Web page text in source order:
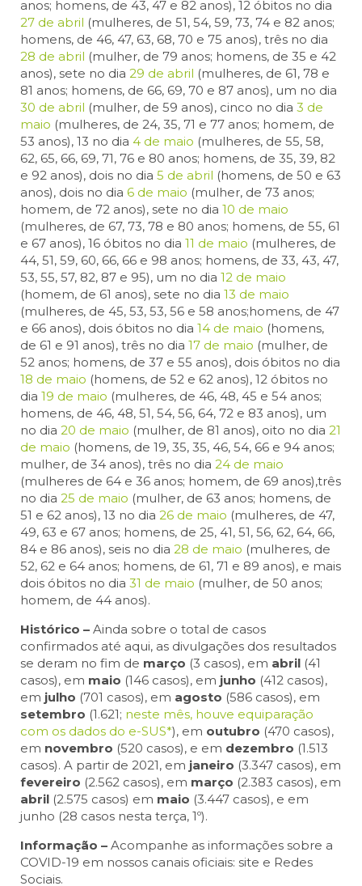
anos; homens, de 43, 47 e 82 anos), 12 óbitos no dia
27 de abril (mulheres, de 51, 54, 59, 73, 74 e 82 anos;
homens, de 46, 47, 63, 68, 70 e 75 anos), três no dia
28 de abril (mulher, de 79 anos; homens, de 35 e 42
anos), sete no dia 29 de abril (mulheres, de 61, 78 e
81 anos; homens, de 66, 69, 70 e 87 anos), um no dia
30 de abril (mulher, de 59 anos), cinco no dia 3 de
maio (mulheres, de 24, 35, 71 e 77 anos; homem, de
53 anos), 13 no dia 4 de maio (mulheres, de 55, 58,
62, 65, 66, 69, 71, 76 e 80 anos; homens, de 35, 39, 82
e 92 anos), dois no dia 5 de abril (homens, de 50 e 63
anos), dois no dia 6 de maio (mulher, de 73 anos;
homem, de 72 anos), sete no dia 10 de maio
(mulheres, de 67, 73, 78 e 80 anos; homens, de 55, 61
e 67 anos), 16 óbitos no dia 11 de maio (mulheres, de
44, 51, 59, 60, 66, 66 e 98 anos; homens, de 33, 43, 47,
53, 55, 57, 82, 87 e 95), um no dia 12 de maio
(homem, de 61 anos), sete no dia 13 de maio
(mulheres, de 45, 53, 53, 56 e 58 anos;homens, de 47
e 66 anos), dois óbitos no dia 14 de maio (homens,
de 61 e 91 anos), três no dia 17 de maio (mulher, de
52 anos; homens, de 37 e 55 anos), dois óbitos no dia
18 de maio (homens, de 52 e 62 anos), 12 óbitos no
dia 19 de maio (mulheres, de 46, 48, 45 e 54 anos;
homens, de 46, 48, 51, 54, 56, 64, 72 e 83 anos), um
no dia 20 de maio (mulher, de 81 anos), oito no dia 21
de maio (homens, de 19, 35, 35, 46, 54, 66 e 94 anos;
mulher, de 34 anos), três no dia 24 de maio
(mulheres de 64 e 36 anos; homem, de 69 anos),três
no dia 25 de maio (mulher, de 63 anos; homens, de
51 e 62 anos), 13 no dia 26 de maio (mulheres, de 47,
49, 63 e 67 anos; homens, de 25, 41, 51, 56, 62, 64, 66,
84 e 86 anos), seis no dia 28 de maio (mulheres, de
52, 62 e 64 anos; homens, de 61, 71 e 89 anos), e mais
dois óbitos no dia 31 de maio (mulher, de 50 anos;
homem, de 44 anos).
Histórico – Ainda sobre o total de casos
confirmados até aqui, as divulgações dos resultados
se deram no fim de março (3 casos), em abril (41
casos), em maio (146 casos), em junho (412 casos),
em julho (701 casos), em agosto (586 casos), em
setembro (1.621; neste mês, houve equiparação
com os dados do e-SUS*), em outubro (470 casos),
em novembro (520 casos), e em dezembro (1.513
casos). A partir de 2021, em janeiro (3.347 casos), em
fevereiro (2.562 casos), em março (2.383 casos), em
abril (2.575 casos) em maio (3.447 casos), e em
junho (28 casos nesta terça, 1º).
Informação – Acompanhe as informações sobre a
COVID-19 em nossos canais oficiais: site e Redes
Sociais.